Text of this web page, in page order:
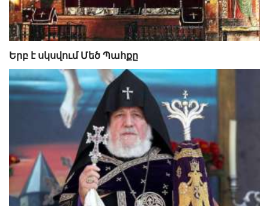
Երբ է սկսվում Մեծ Պահքը